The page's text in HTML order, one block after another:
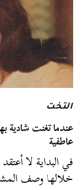
التخت
عندما تغنت شادية
عاطفية
في البداية لا
خلالها وصف